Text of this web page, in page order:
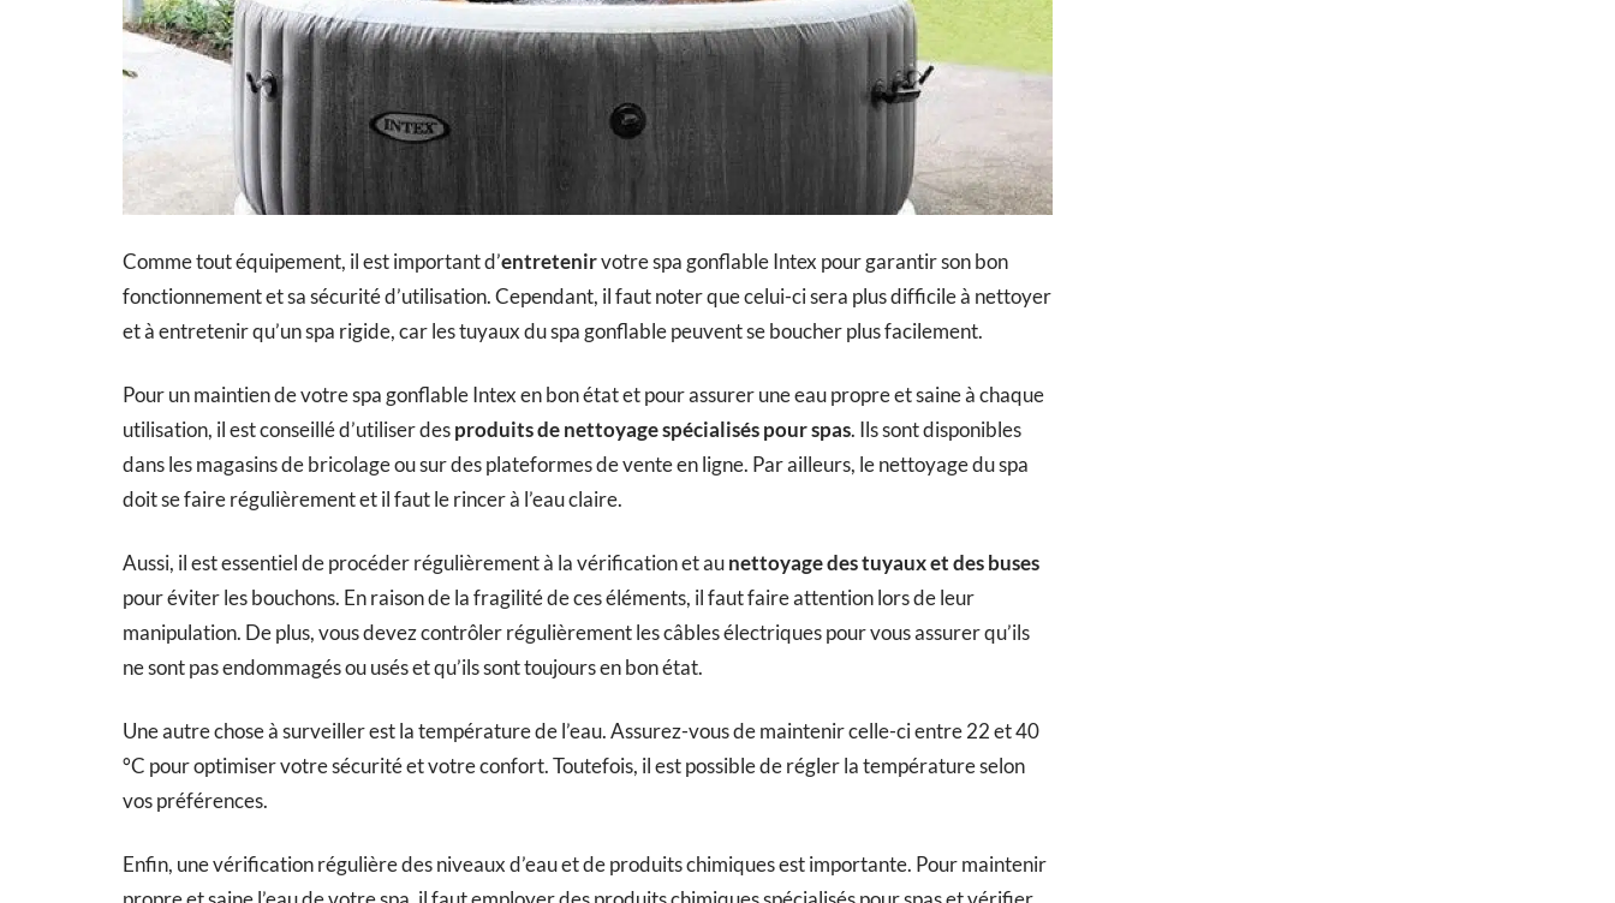
Comme tout équipement, il est important d’entretenirvotre spa gonflable Intex pour garantir son bon
fonctionnement et sa sécurité d’utilisation. Cependant, il faut noter que celui-ci sera plus difficile à nettoyer
et à entretenir qu’un spa rigide, car les tuyaux du spa gonflable peuvent se boucher plus facilement.
Pour un maintien de votre spa gonflable Intex en bon état et pour assurer une eau propre et saine à chaque
utilisation, il est conseillé d’utiliser desproduits de nettoyage spécialisés pour spas. Ils sont disponibles
dans les magasins de bricolage ou sur des plateformes de vente en ligne. Par ailleurs, le nettoyage du spa
doit se faire régulièrement et il faut le rincer à l’eau claire.
Aussi, il est essentiel de procéder régulièrement à la vérification et aunettoyage des tuyaux et des buses
pour éviter les bouchons. En raison de la fragilité de ces éléments, il faut faire attention lors de leur
manipulation. De plus, vous devez contrôler régulièrement les câbles électriques pour vous assurer qu’ils
ne sont pas endommagés ou usés et qu’ils sont toujours en bon état.
Une autre chose à surveiller est la température de l’eau. Assurez-vous de maintenir celle-ci entre 22 et 40
°C pour optimiser votre sécurité et votre confort. Toutefois, il est possible de régler la température selon
vos préférences.
Enfin, une vérification régulière des niveaux d’eau et de produits chimiques est importante. Pour maintenir